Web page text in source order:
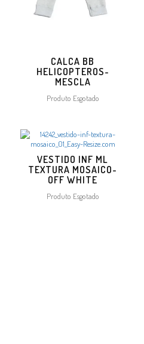
CALCA BB
HELICOPTEROS-
MESCLA
Produto Esgotado
VESTIDO INF ML
TEXTURA MOSAICO-
OFF WHITE
Produto Esgotado